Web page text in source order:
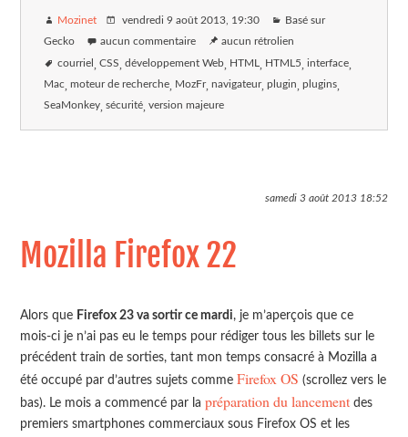
Mozinet vendredi 9 août 2013 , 19:30 Basé sur
Gecko aucun commentaire aucun rétrolien
courriel CSS développement Web HTML HTML5 interface
Mac moteur de recherche MozFr navigateur plugin plugins
SeaMonkey sécurité version majeure
samedi 3 août 201318:52
Mozilla Firefox 22
Alors que Firefox 23 va sortir ce mardi, je m’aperçois que ce
mois-ci je n’ai pas eu le temps pour rédiger tous les billets sur le
précédent train de sorties, tant mon temps consacré à Mozilla a
été occupé par d’autres sujets commeFirefox OS (scrollez vers le
bas). Le mois a commencé par lapréparation du lancement des
premiers smartphones commerciaux sous Firefox OS et les